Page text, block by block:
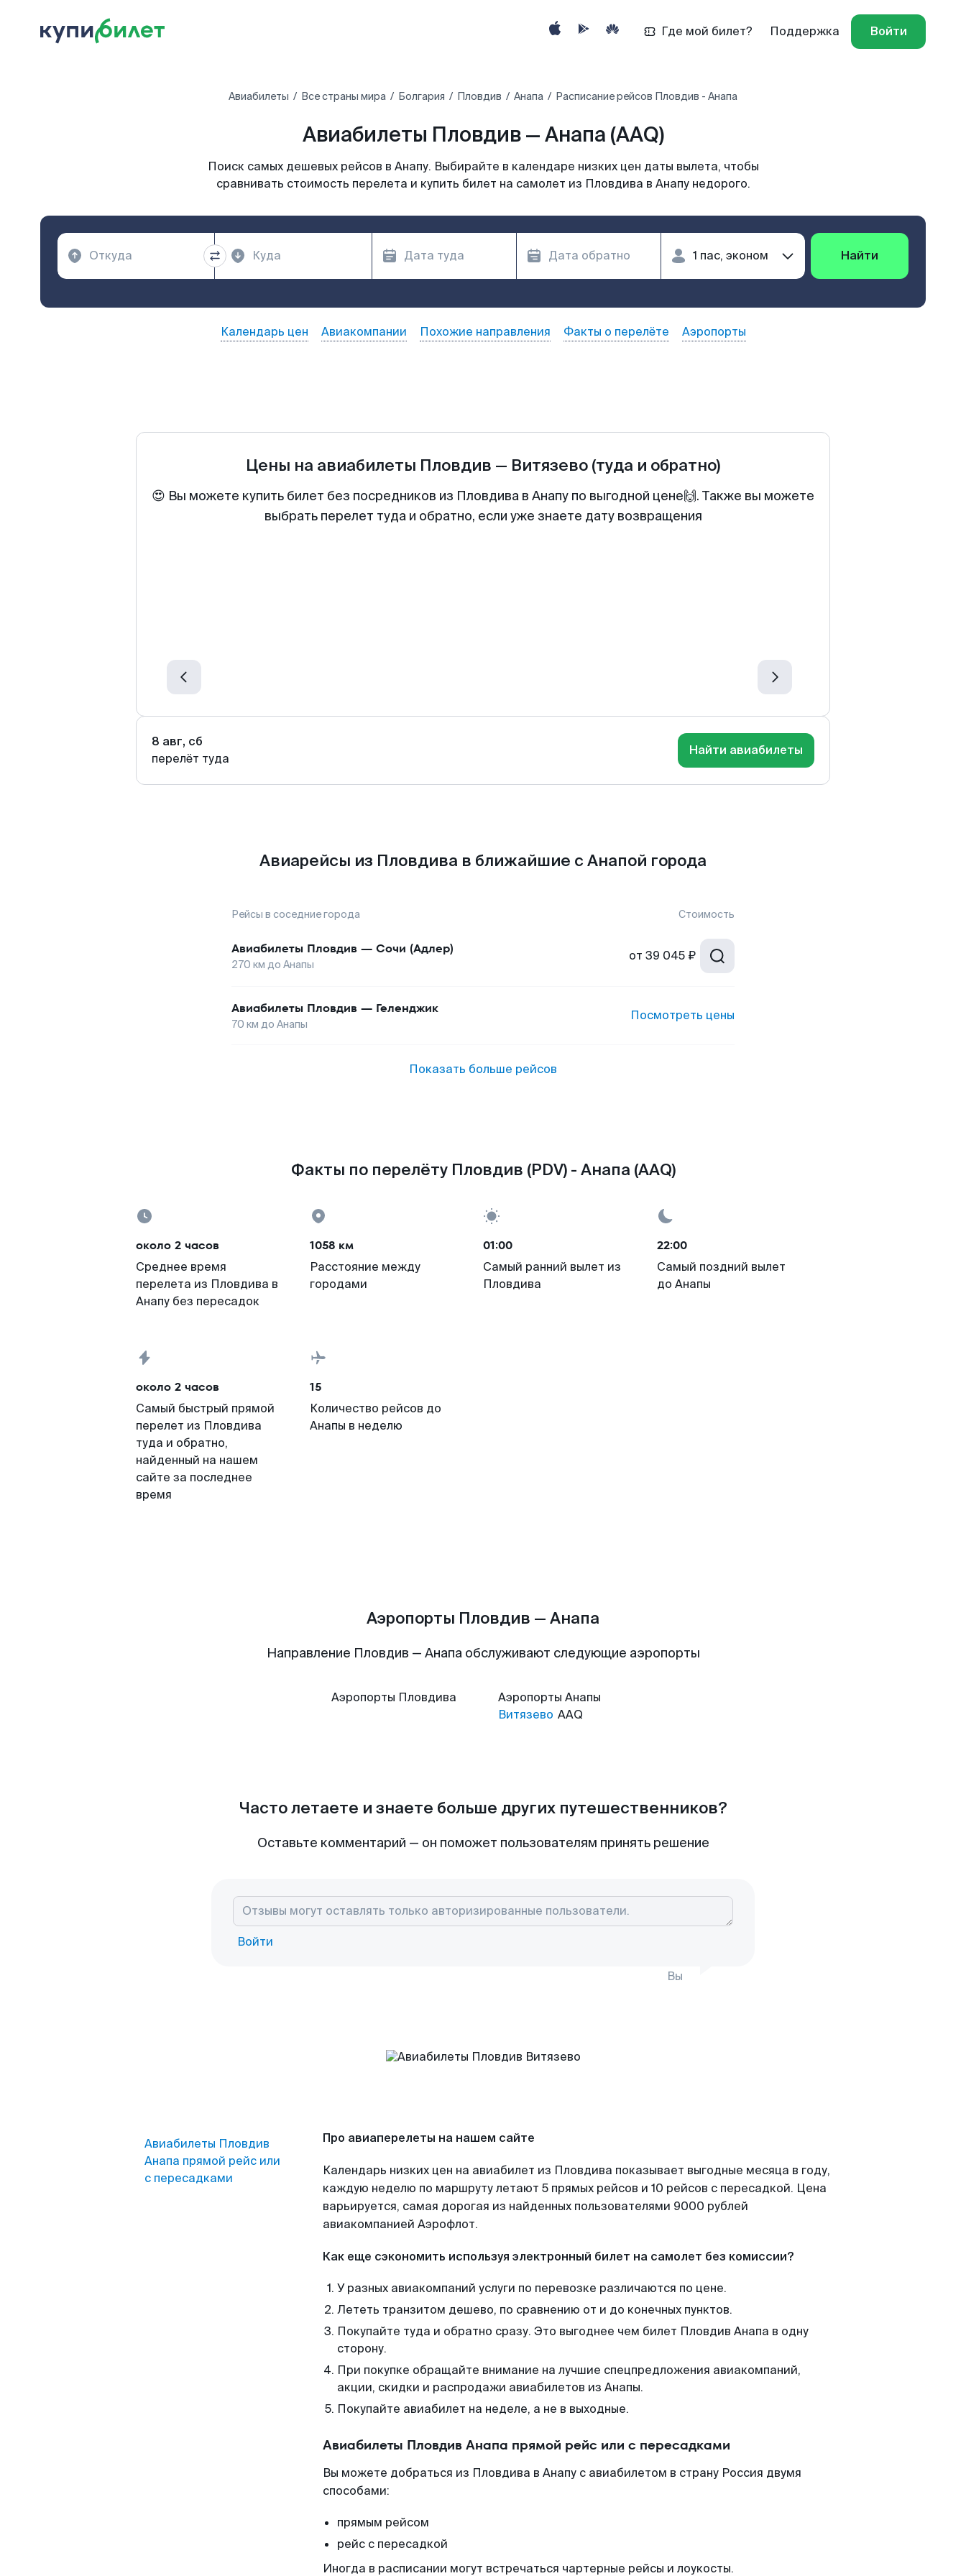
Где мой билет? Поддержка Войти
Авиабилеты Все страны мира Болгария Пловдив Анапа Расписание рейсов Пловдив - Анапа
Авиабилеты Пловдив — Анапа (AAQ)
Поиск самых дешевых рейсов в Анапу. Выбирайте в календаре низких цен даты вылета, чтобы
сравнивать стоимость перелета и купить билет на самолет из Пловдива в Анапу недорого.
Найти
Календарь цен Авиакомпании Похожие направления Факты о перелёте Аэропорты
Цены на авиабилеты Пловдив — Витязево (туда и обратно)
😍 Вы можете купить билет без посредников из Пловдива в Анапу по выгодной цене🙌. Также вы можете
выбрать перелет туда и обратно, если уже знаете дату возвращения
8 авг, сб
перелёт туда
Найти авиабилеты
Авиарейсы из Пловдива в ближайшие с Анапой города
Рейсы в соседние города Стоимость
Авиабилеты Пловдив — Сочи (Адлер)
270 км до Анапы
от 39 045 ₽
Авиабилеты Пловдив — Геленджик
70 км до Анапы
Посмотреть цены
Показать больше рейсов
Факты по перелёту Пловдив (PDV) - Анапа (AAQ)
около 2 часов
Среднее время
перелета из Пловдива в
Анапу без пересадок
1058 км
Расстояние между
городами
01:00
Самый ранний вылет из
Пловдива
22:00
Самый поздний вылет
до Анапы
около 2 часов
Самый быстрый прямой
перелет из Пловдива
туда и обратно,
найденный на нашем
сайте за последнее
время
15
Количество рейсов до
Анапы в неделю
Аэропорты Пловдив — Анапа
Направление Пловдив — Анапа обслуживают следующие аэропорты
Аэропорты Пловдива Аэропорты Анапы
Витязево AAQ
Часто летаете и знаете больше других путешественников?
Оставьте комментарий — он поможет пользователям принять решение
Войти
Вы
Авиабилеты Пловдив
Анапа прямой рейс или
с пересадками
Про авиаперелеты на нашем сайте
Календарь низких цен на авиабилет из Пловдива показывает выгодные месяца в году,
каждую неделю по маршруту летают 5 прямых рейсов и 10 рейсов с пересадкой. Цена
варьируется, самая дорогая из найденных пользователями 9000 рублей
авиакомпанией Аэрофлот.
Как еще сэкономить используя электронный билет на самолет без комиссии?
У разных авиакомпаний услуги по перевозке различаются по цене.
Лететь транзитом дешево, по сравнению от и до конечных пунктов.
Покупайте туда и обратно сразу. Это выгоднее чем билет Пловдив Анапа в одну
сторону.
При покупке обращайте внимание на лучшие спецпредложения авиакомпаний,
акции, скидки и распродажи авиабилетов из Анапы.
Покупайте авиабилет на неделе, а не в выходные.
Авиабилеты Пловдив Анапа прямой рейс или с пересадками
Вы можете добраться из Пловдива в Анапу с авиабилетом в страну Россия двумя
способами:
прямым рейсом
рейс с пересадкой
Иногда в расписании могут встречаться чартерные рейсы и лоукосты.